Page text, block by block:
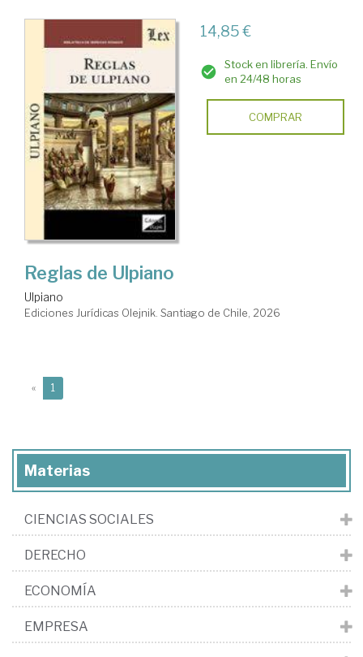
14,85 €
Stock en librería. Envío
en 24/48 horas
COMPRAR
Reglas de Ulpiano
Ulpiano
Ediciones Jurídicas Olejnik. Santiago de Chile, 2026
« 1
Materias
CIENCIAS SOCIALES
DERECHO
ECONOMÍA
EMPRESA